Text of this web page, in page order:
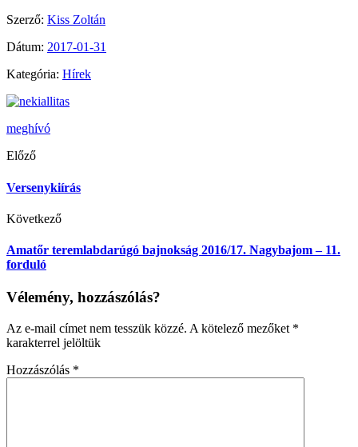
Szerző: Kiss Zoltán
Dátum: 2017-01-31
Kategória: Hírek
meghívó
Előző
Versenykiírás
Következő
Amatőr teremlabdarúgó bajnokság 2016/17. Nagybajom – 11.
forduló
Vélemény, hozzászólás?
Az e-mail címet nem tesszük közzé. A kötelező mezőket *
karakterrel jelöltük
Hozzászólás *